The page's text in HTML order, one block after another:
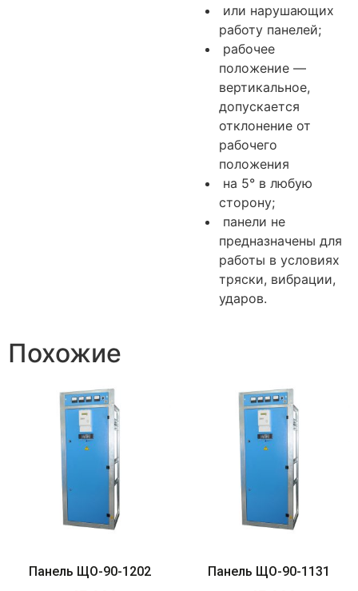
или нарушающих
работу панелей;
рабочее
положение —
вертикальное,
допускается
отклонение от
рабочего
положения
на 5° в любую
сторону;
панели не
предназначены для
работы в условиях
тряски, вибрации,
ударов.
Похожие
Панель ЩО-90-1202 Панель ЩО-90-1131